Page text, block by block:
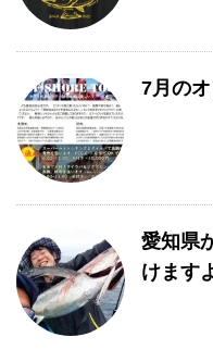
7月の
愛知県
けます